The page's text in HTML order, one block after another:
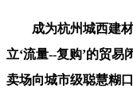
成为杭州城西建材
立‘流量--复购’的贸
卖场向城市级聪慧糊